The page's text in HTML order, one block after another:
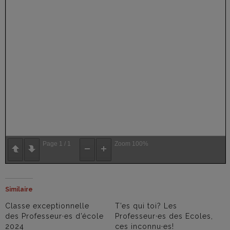
Page 1 / 1 Zoom 100%
Similaire
Classe exceptionnelle
des Professeur·es d’école
2024
T’es qui toi? Les
Professeur·es des Ecoles,
ces inconnu·es!